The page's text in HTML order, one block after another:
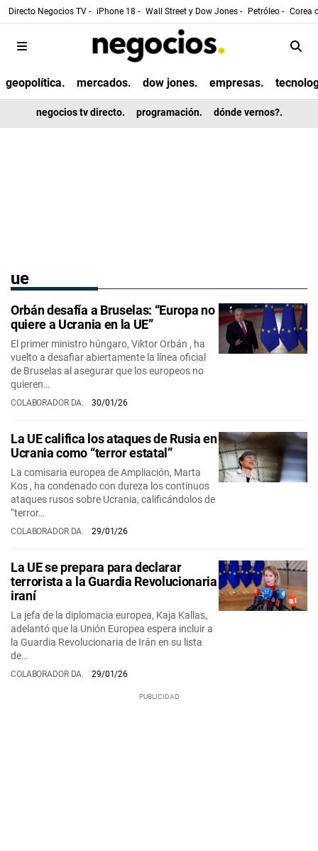
Directo Negocios TV - iPhone 18 - Wall Street y Dow Jones - Petróleo - Corea
geopolítica. mercados. dow jones. empresas.
negocios tv directo. programación. dónde vernos?.
ue
Orbán desafía a Bruselas: “Europa no
quiere a Ucrania en la UE”
El primer ministro húngaro, Viktor Orbán , ha
vuelto a desafiar abiertamente la línea oficial
de Bruselas al asegurar que los europeos no
quieren…
COLABORADOR DA. 30/01/26
La UE califica los ataques de Rusia en
Ucrania como “terror estatal”
La comisaria europea de Ampliación, Marta
Kos , ha condenado con dureza los continuos
ataques rusos sobre Ucrania, calificándolos de
“terror…
COLABORADOR DA. 29/01/26
La UE se prepara para declarar
terrorista a la Guardia Revolucionaria
iraní
La jefa de la diplomacia europea, Kaja Kallas,
adelantó que la Unión Europea espera incluir a
la Guardia Revolucionaria de Irán en su lista
de…
COLABORADOR DA. 29/01/26